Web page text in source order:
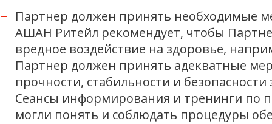
Партнер должен принять необходимые
АШАН Ритейл рекомендует, чтобы
вредное воздействие на здоровье,
Партнер должен принять адекватные
прочности, стабильности и
Сеансы информирования и тренинги по
могли понять и соблюдать процедуры